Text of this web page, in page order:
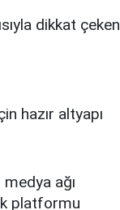
dikkat çeken
hazır altyapı
ağı
platformu